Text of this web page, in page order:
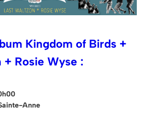
Kingdom of Birds +
+ Rosie Wyse :
Anne